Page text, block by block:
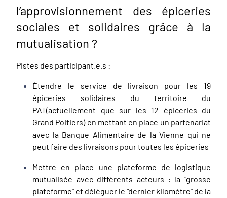
l’approvisionnement des épiceries
sociales et solidaires grâce à la
mutualisation ?
Pistes des participant.e.s :
Étendre le service de livraison pour les 19
épiceries solidaires du territoire du
PAT(actuellement que sur les 12 épiceries du
Grand Poitiers) en mettant en place un partenariat
avec la Banque Alimentaire de la Vienne qui ne
peut faire des livraisons pour toutes les épiceries
Mettre en place une plateforme de logistique
mutualisée avec différents acteurs : la “grosse
plateforme” et déléguer le “dernier kilomètre” de la